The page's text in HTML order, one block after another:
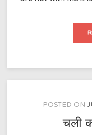
POSTED ON
चली